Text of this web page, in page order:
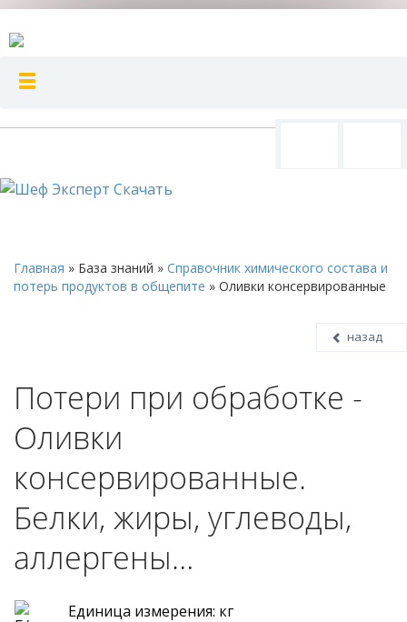
Главная » База знаний » Справочник химического состава и
потерь продуктов в общепите » Оливки консервированные
назад
Потери при обработке -
Оливки
консервированные.
Белки, жиры, углеводы,
аллергены…
Единица измерения: кг